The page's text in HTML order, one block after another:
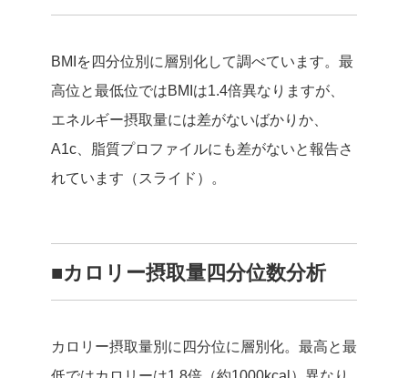
BMIを四分位別に層別化して調べています。最
高位と最低位ではBMIは1.4倍異なりますが、
エネルギー摂取量には差がないばかりか、
A1c、脂質プロファイルにも差がないと報告さ
れています（スライド）。
■カロリー摂取量四分位数分析
カロリー摂取量別に四分位に層別化。最高と最